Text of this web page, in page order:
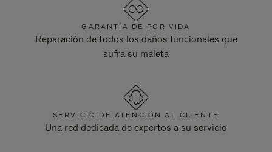
GARANTÍA DE POR VIDA
Reparación de todos los daños funcionales que
sufra su maleta
SERVICIO DE ATENCIÓN AL CLIENTE
Una red dedicada de expertos a su servicio